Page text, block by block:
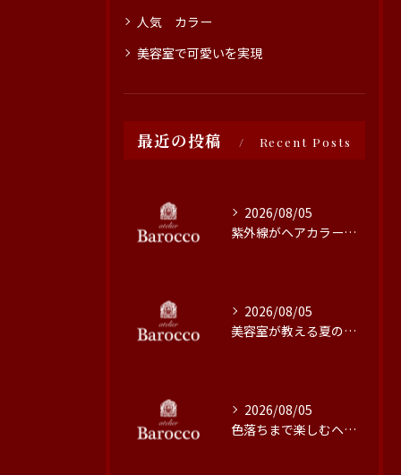
人気 カラー
美容室で可愛いを実現
最近の投稿 Recent Posts
2026/08/05
紫外線がヘアカラーに与える影響と対策
2026/08/05
美容室が教える夏の最旬ヘアカラー技術
2026/08/05
色落ちまで楽しむヘアカラーの秘訣